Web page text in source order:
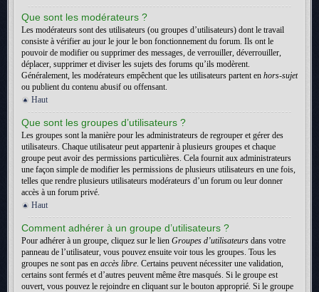
Que sont les modérateurs ?
Les modérateurs sont des utilisateurs (ou groupes d’utilisateurs) dont le travail
consiste à vérifier au jour le jour le bon fonctionnement du forum. Ils ont le
pouvoir de modifier ou supprimer des messages, de verrouiller, déverrouiller,
déplacer, supprimer et diviser les sujets des forums qu’ils modèrent.
Généralement, les modérateurs empêchent que les utilisateurs partent en hors-sujet
ou publient du contenu abusif ou offensant.
Haut
Que sont les groupes d’utilisateurs ?
Les groupes sont la manière pour les administrateurs de regrouper et gérer des
utilisateurs. Chaque utilisateur peut appartenir à plusieurs groupes et chaque
groupe peut avoir des permissions particulières. Cela fournit aux administrateurs
une façon simple de modifier les permissions de plusieurs utilisateurs en une fois,
telles que rendre plusieurs utilisateurs modérateurs d’un forum ou leur donner
accès à un forum privé.
Haut
Comment adhérer à un groupe d’utilisateurs ?
Pour adhérer à un groupe, cliquez sur le lien Groupes d’utilisateurs dans votre
panneau de l’utilisateur, vous pouvez ensuite voir tous les groupes. Tous les
groupes ne sont pas en accès libre. Certains peuvent nécessiter une validation,
certains sont fermés et d’autres peuvent même être masqués. Si le groupe est
ouvert, vous pouvez le rejoindre en cliquant sur le bouton approprié. Si le groupe